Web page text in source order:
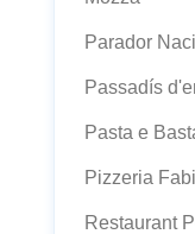
Parador
Passadís
Pasta e
Pizzeria
Restaurant